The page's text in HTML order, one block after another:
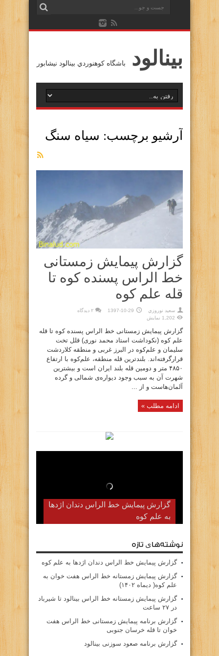
بينالود باشگاه كوهنوردي بينالود نيشابور
آرشیو برچسب: سیاه سنگ
گزارش پیمایش زمستانی
خط الراس پسنده کوه تا
قله علم کوه
سعيد نوروزي 1397-10-29
۲ دیدگاه
1,202 نمایش
گزارش پیمایش زمستانی خط الراس پسنده کوه تا قله
علم کوه (نکوداشت استاد محمد نوری) قلل تخت
سلیمان و علم‌کوه در البرز غربی و منطقه کلاردشت
قرارگرفته‌اند. بلندترین قله منطقه، علم‌کوه با ارتفاع
۴۸۵۰ متر و دومین قله بلند ایران است و بیشترین
شهرت آن به سبب وجود دیواره‌ی شمالی و گرده
آلمان‌هاست و از ...
ادامه مطلب »
گزارش پیمایش خط الراس دندان اژدها
به علم کوه
گزارش پیمایش زمستانه خط الراس
هفت خوان به علم کوه( دیماه ۱۴۰۲)
نوشته‌های تازه
گزارش پیمایش خط الراس دندان اژدها به علم کوه
گزارش پیمایش زمستانه خط الراس هفت خوان به
علم کوه( دیماه ۱۴۰۲)
گزارش پیمایش زمستانه خط الراس بینالود تا شیرباد
در ۲۷ ساعت
گزارش برنامه پیمایش زمستانی خط الراس هفت
خوان تا قله خرسان جنوبی
گزارش برنامه صعود سوزنی بینالود